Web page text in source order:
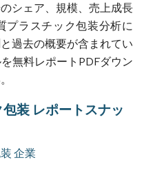
シェア、規模、売上成長
プラスチック包装分析に
過去の概要が含まれてい
無料レポートPDFダウン
装 レポートスナッ
企業